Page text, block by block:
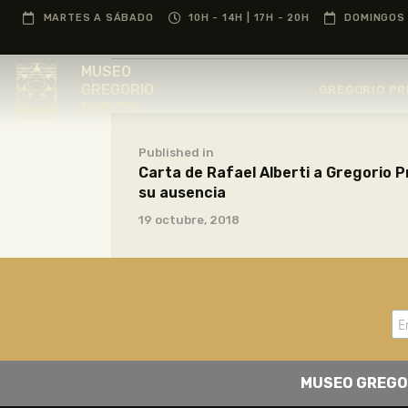
MARTES A SÁBADO 10H - 14H | 17H - 20H
MUSEO
Published in
Carta de Rafael Alberti a Gregorio
su ausencia
19 octubre, 2018
MUSEO